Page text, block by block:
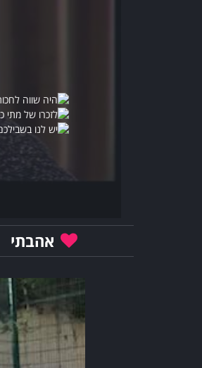
אהבתי